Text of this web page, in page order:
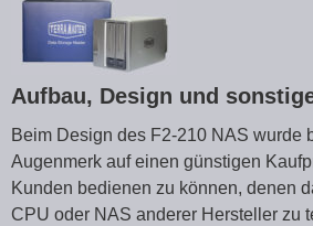
Aufbau, Design und
Beim Design des F2-210 NAS wurde
Augenmerk auf einen günstigen
Kunden bedienen zu können, denen
CPU oder NAS anderer Hersteller zu